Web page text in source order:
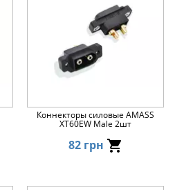
Коннекторы силовые AMASS
XT60EW Male 2шт
82 грн